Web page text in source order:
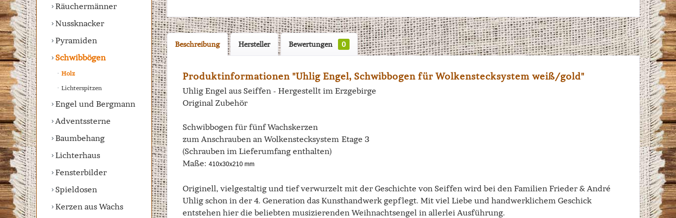
Räuchermänner
Nussknacker
Pyramiden
Schwibbögen
Holz
Lichterspitzen
Engel und Bergmann
Adventssterne
Baumbehang
Lichterhaus
Fensterbilder
Spieldosen
Kerzen aus Wachs
Beschreibung Hersteller Bewertungen 0
Produktinformationen "Uhlig Engel, Schwibbogen für Wolkenstecksystem weiß/gold"
Uhlig Engel aus Seiffen - Hergestellt im Erzgebirge
Original Zubehör
Schwibbogen für fünf Wachskerzen
zum Anschrauben an Wolkenstecksystem Etage 3
(Schrauben im Lieferumfang enthalten)
Maße: 410x30x210 mm
Originell, vielgestaltig und tief verwurzelt mit der Geschichte von Seiffen wird bei den Familien Frieder & André
Uhlig schon in der 4. Generation das Kunsthandwerk gepflegt. Mit viel Liebe und handwerklichem Geschick
entstehen hier die beliebten musizierenden Weihnachtsengel in allerlei Ausführung.